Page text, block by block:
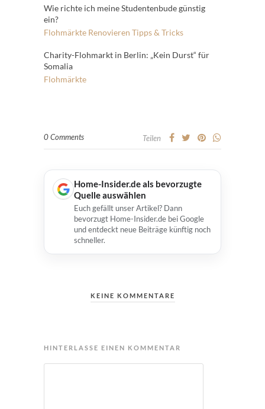
Wie richte ich meine Studentenbude günstig
ein?
Flohmärkte Renovieren Tipps & Tricks
Charity-Flohmarkt in Berlin: „Kein Durst“ für
Somalia
Flohmärkte
0 Comments Teilen
Home-Insider.de als bevorzugte
Quelle auswählen
Euch gefällt unser Artikel? Dann
bevorzugt Home-Insider.de bei Google
und entdeckt neue Beiträge künftig noch
schneller.
KEINE KOMMENTARE
HINTERLASSE EINEN KOMMENTAR